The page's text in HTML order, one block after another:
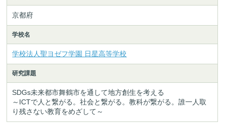
京都府
学校名
学校法人聖ヨゼフ学園 日星高等学校
研究課題
SDGs未来都市舞鶴市を通して地方創生を考える
～ICTで人と繋がる。社会と繋がる。教科が繋がる。誰一人取
り残さない教育をめざして～